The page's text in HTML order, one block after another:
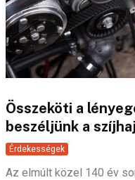
Összeköti a
beszéljünk a
Érdekességek
Az elmúlt közel 140 év